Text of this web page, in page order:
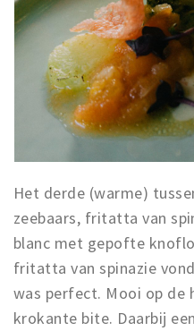
Het derde (warme)
zeebaars, fritatta van
blanc met gepofte
fritatta van spinazie
was perfect. Mooi op de
krokante bite. Daarbij